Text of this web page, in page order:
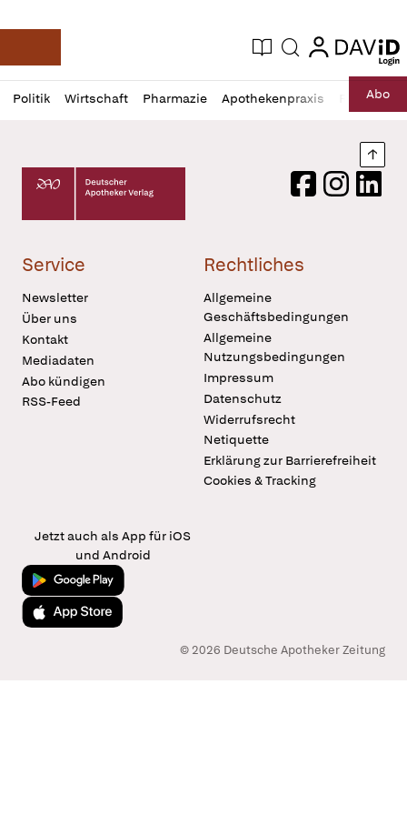
Deutsche Apotheker Zeitung
Aktuelle Ausgabe
Suche login
login
Politik Wirtschaft Pharmazie Apothekenpraxis RechtAbo
Profil
öffnen
Daz
Pur
Deutscher Apotheker Verlag Logo
FacebookInstagram
Service
Newsletter
Über uns
Kontakt
Mediadaten
Abo kündigen
RSS-Feed
Rechtliches
Allgemeine
Geschäftsbedingungen
Allgemeine
Nutzungsbedingungen
Impressum
Datenschutz
Widerrufsrecht
Netiquette
Erklärung zur Barrierefreiheit
Cookies & Tracking
Jetzt auch als App für iOS
und Android
Jetzt bei Google Play
Laden im App Store
© 2026 Deutsche Apotheker Zeitung